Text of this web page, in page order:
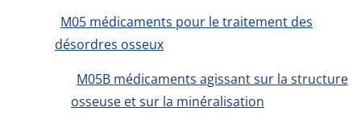
M05 médicaments pour le traitement des
désordres osseux
M05B médicaments agissant sur la structure
osseuse et sur la minéralisation